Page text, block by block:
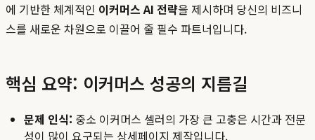
에 기반한 체계적인 이커머스 AI 전략을 제시하며 당신의 비즈니
스를 새로운 차원으로 이끌어 줄 필수 파트너입니다.
핵심 요약: 이커머스 성공의 지름길
문제 인식: 중소 이커머스 셀러의 가장 큰 고충은 시간과 전문
성이 많이 요구되는 상세페이지 제작입니다.